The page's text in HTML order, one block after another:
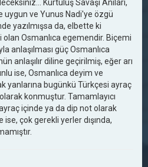
Kurtuluş Savaşı Anıları,
uygun ve Yunus Nadi'ye özgü
yazılmışsa da, elbette ki
Osmanlıca egemendir. Biçemi
anlaşılması güç Osmanlıca
anlaşılır diline geçirilmiş, eğer arı
ise, Osmanlıca deyim ve
yanlarına bugünkü Türkçesi ayraç
konmuştur. Tamamlayıcı
içinde ya da dip not olarak
çok gerekli yerler dışında,